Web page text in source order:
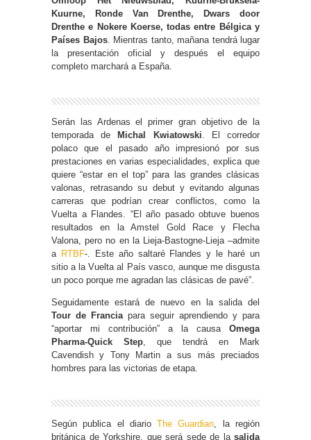
Kuurne, Ronde Van Drenthe, Dwars door
Drenthe e Nokere Koerse, todas entre Bélgica y
Países Bajos. Mientras tanto, mañana tendrá lugar
la presentación oficial y después el equipo
completo marchará a España.
Serán las Ardenas el primer gran objetivo de la
temporada de
Michal Kwiatowski. El corredor
polaco que el pasado año impresionó por sus
prestaciones en varias especialidades, explica que
quiere “estar en el top” para las grandes clásicas
valonas, retrasando su debut y evitando algunas
carreras que podrían crear conflictos, como la
Vuelta a Flandes. “El año pasado obtuve buenos
resultados en la Amstel Gold Race y Flecha
Valona, pero no en la Lieja-Bastogne-Lieja –admite
a RTBF-. Este año saltaré Flandes y le haré un
sitio a la Vuelta al País vasco, aunque me disgusta
un poco porque me agradan las clásicas de pavé”.
Seguidamente estará de nuevo en la salida del
Tour de Franciapara seguir aprendiendo y para
“aportar mi contribución” a la causa Omega
Pharma-Quick Step, que tendrá en Mark
Cavendish y Tony Martin a sus más preciados
hombres para las victorias de etapa.
Según publica el diarioThe Guardian, la región
británica de Yorkshire, que será sede de la salida